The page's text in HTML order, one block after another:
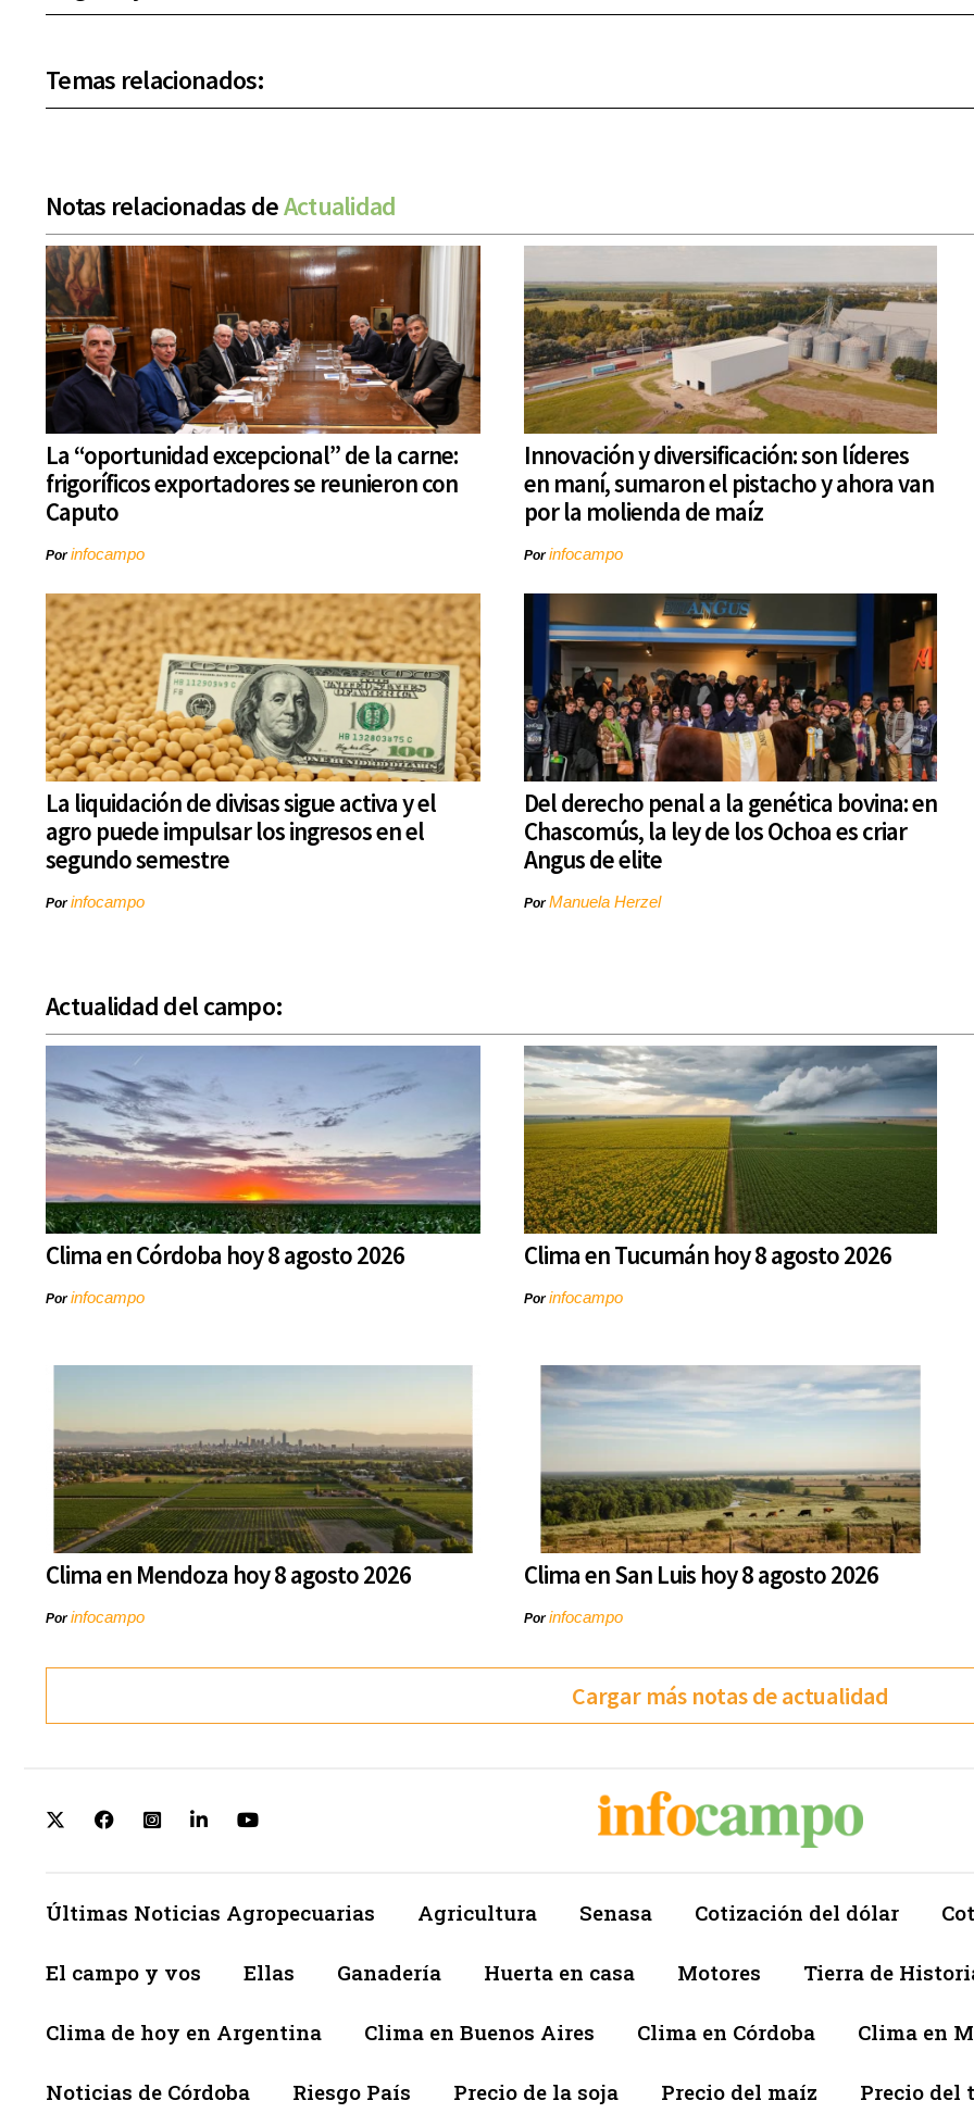
Temas relacionados:
Notas relacionadas deActualidad
La “oportunidad excepcional” de la carne:
frigoríficos exportadores se reunieron con
Caputo
Porinfocampo
Innovación y diversificación: son líderes
en maní, sumaron el pistacho y ahora van
por la molienda de maíz
Porinfocampo
La liquidación de divisas sigue activa y el
agro puede impulsar los ingresos en el
segundo semestre
Porinfocampo
Del derecho penal a la genética bovina: en
Chascomús, la ley de los Ochoa es criar
Angus de elite
PorManuela Herzel
Actualidad del campo:
Clima en Córdoba hoy 8 agosto 2026
Porinfocampo
Clima en Tucumán hoy 8 agosto 2026
Porinfocampo
Clima en Mendoza hoy 8 agosto 2026
Porinfocampo
Clima en San Luis hoy 8 agosto 2026
Porinfocampo
Cargar más notas de actualidad
Últimas Noticias Agropecuarias Agricultura Senasa Cotización del dólar
El campo y vos Ellas Ganadería Huerta en casa Motores Tierra de
Clima de hoy en Argentina Clima en Buenos Aires Clima en Córdoba Clima en
Noticias de Córdoba Riesgo País Precio de la soja Precio del maíz Precio del